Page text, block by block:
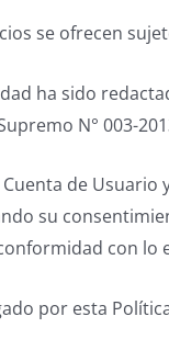
se ofrecen
ha sido
N° 003-
de
su
con lo
por esta